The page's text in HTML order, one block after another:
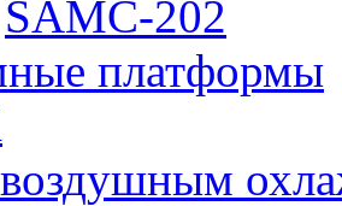
SAMC-202
платформы